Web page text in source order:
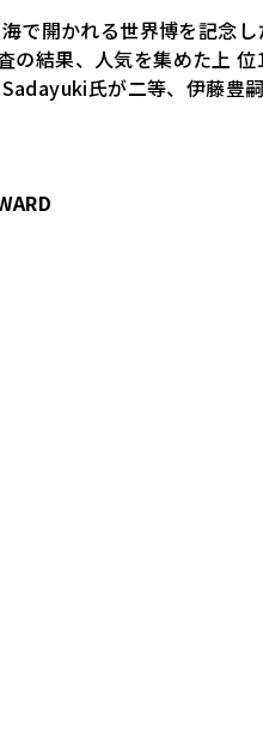
で開かれる世界博を記念
の結果、人気を集めた上
氏が二等、伊藤豊